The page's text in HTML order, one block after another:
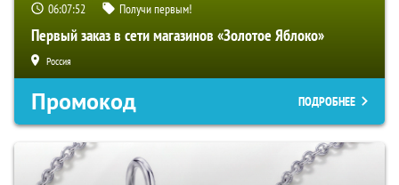
06:07:51 Получи первым!
Первый заказ в сети магазинов «Золотое Яблоко»
Россия
Промокод ПОДРОБНЕЕ